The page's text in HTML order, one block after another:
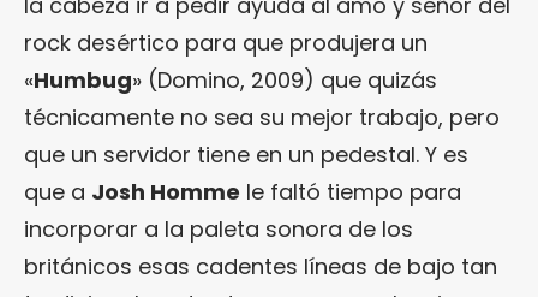
rock desértico para que produjera un
«Humbug» (Domino, 2009) que quizás
técnicamente no sea su mejor trabajo, pero
que un servidor tiene en un pedestal. Y es
que a Josh Homme le faltó tiempo para
incorporar a la paleta sonora de los
británicos esas cadentes líneas de bajo tan